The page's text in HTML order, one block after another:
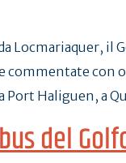
Locmariaquer, il
commentate con
Port Haliguen, a
del